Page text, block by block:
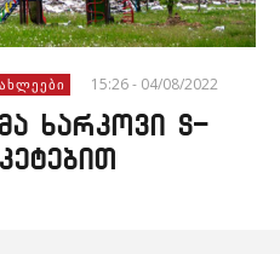
15:26 - 04/08/2022
ხარკოვი S-